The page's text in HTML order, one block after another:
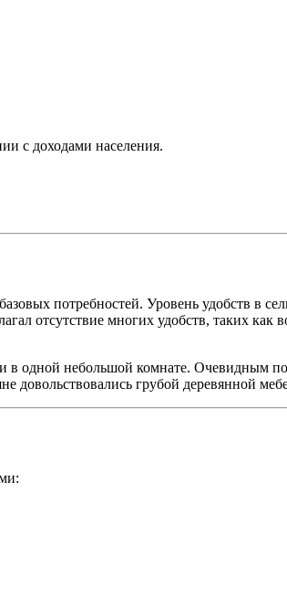
с доходами населения.
потребностей. Уровень удобств в
отсутствие многих удобств, таких как
одной небольшой комнате. Очевидным
довольствовались грубой деревянной